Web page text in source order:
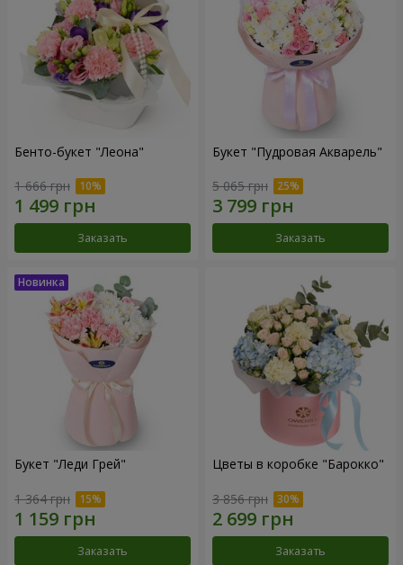
Бенто-букет "Леона"
1 666 грн
Заказать
Букет "Пудровая Акварель"
5 065 грн
Заказать
Букет "Леди Грей"
1 364 грн
Заказать
Цветы в коробке "Барокко"
3 856 грн
Заказать